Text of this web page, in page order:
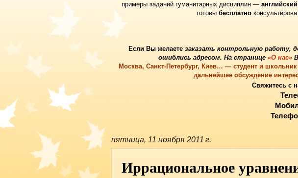
примеры заданий гуманитарных дисциплин —
готовы бесплатно
Если Вы желаете заказать контрольную работу,
ошиблись адресом. На странице «О нас»
Москва, Санкт-Петербург, Киев… — студент и
дальнейшее обсуждение
Свяжитесь с
пятница, 11 ноября 2011 г.
Иррациональное